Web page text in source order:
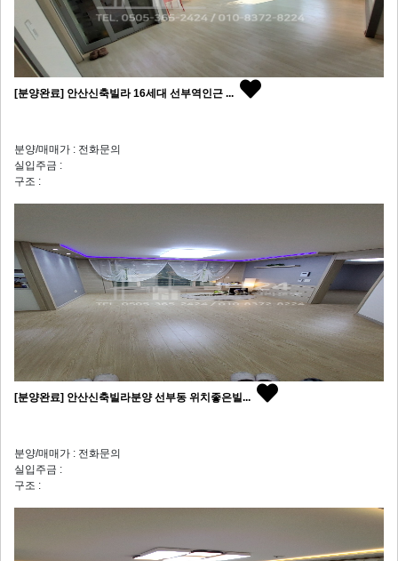
[분양완료] 안산신축빌라 16세대 선부역인근 ...
분양/매매가 : 전화문의
실입주금 :
구조 :
[분양완료] 안산신축빌라분양 선부동 위치좋은빌...
분양/매매가 : 전화문의
실입주금 :
구조 :